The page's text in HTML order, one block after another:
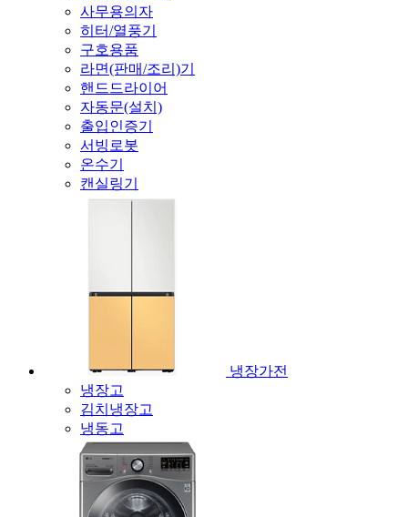
사무용의자
히터/열풍기
구호용품
라면(판매/조리)기
핸드드라이어
자동문(설치)
출입인증기
서빙로봇
온수기
캔실링기
냉장가전
냉장고
김치냉장고
냉동고